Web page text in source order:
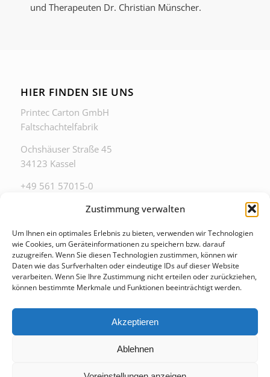
Zustimmung verwalten
Um Ihnen ein optimales Erlebnis zu bieten, verwenden wir Technologien
wie Cookies, um Geräteinformationen zu speichern bzw. darauf
zuzugreifen. Wenn Sie diesen Technologien zustimmen, können wir
Daten wie das Surfverhalten oder eindeutige IDs auf dieser Website
verarbeiten. Wenn Sie Ihre Zustimmung nicht erteilen oder zurückziehen,
können bestimmte Merkmale und Funktionen beeinträchtigt werden.
Akzeptieren
Ablehnen
und Therapeuten Dr. Christian Münscher.
HIER FINDEN SIE UNS
Printec Carton GmbH
Faltschachtelfabrik
Ochshäuser Straße 45
34123 Kassel
+49 561 57015-0
ZU DIESEN ZEITEN ERREICHEN SIE UNS IM
BÜRO
Mo. – Fr. 8:00 – 17:00 Uhr